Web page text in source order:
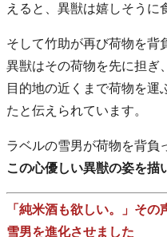
えると、異獣は嬉しそうに
そして竹助が再び荷物を背
異獣はその荷物を先に担ぎ
目的地の近くまで荷物を運
たと伝えられています。
ラベルの雪男が荷物を背負
この心優しい異獣の姿を描
「純米酒も欲しい。」その
雪男を進化させました